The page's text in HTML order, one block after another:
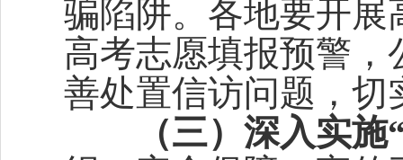
骗陷阱。各地要开展
高考志愿填报预警
善处置信访问题，切
（三）深入实